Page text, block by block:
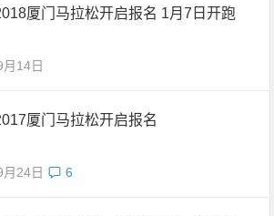
2018厦门马拉松开启报名 1月7日开跑
月14日
厦门马拉松开启报名
月24日 6